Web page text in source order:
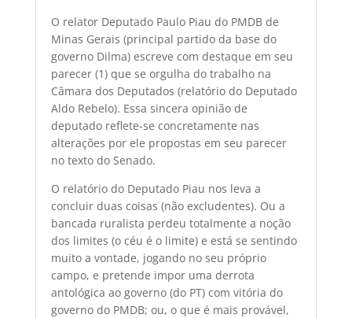
O relator Deputado Paulo Piau do PMDB de
Minas Gerais (principal partido da base do
governo Dilma) escreve com destaque em seu
parecer (1) que se orgulha do trabalho na
Câmara dos Deputados (relatório do Deputado
Aldo Rebelo). Essa sincera opinião de
deputado reflete-se concretamente nas
alterações por ele propostas em seu parecer
no texto do Senado.
O relatório do Deputado Piau nos leva a
concluir duas coisas (não excludentes). Ou a
bancada ruralista perdeu totalmente a noção
dos limites (o céu é o limite) e está se sentindo
muito a vontade, jogando no seu próprio
campo, e pretende impor uma derrota
antológica ao governo (do PT) com vitória do
governo do PMDB; ou, o que é mais provável,